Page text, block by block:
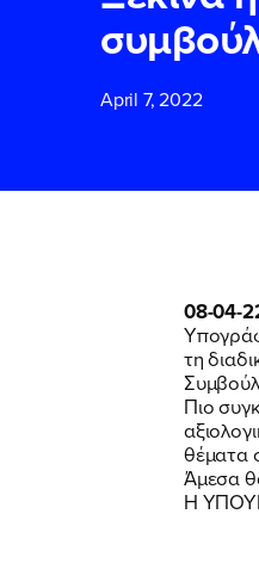
April 7, 2022
08-04-
τη
Πιο
θέματα
Άμεσα
Η